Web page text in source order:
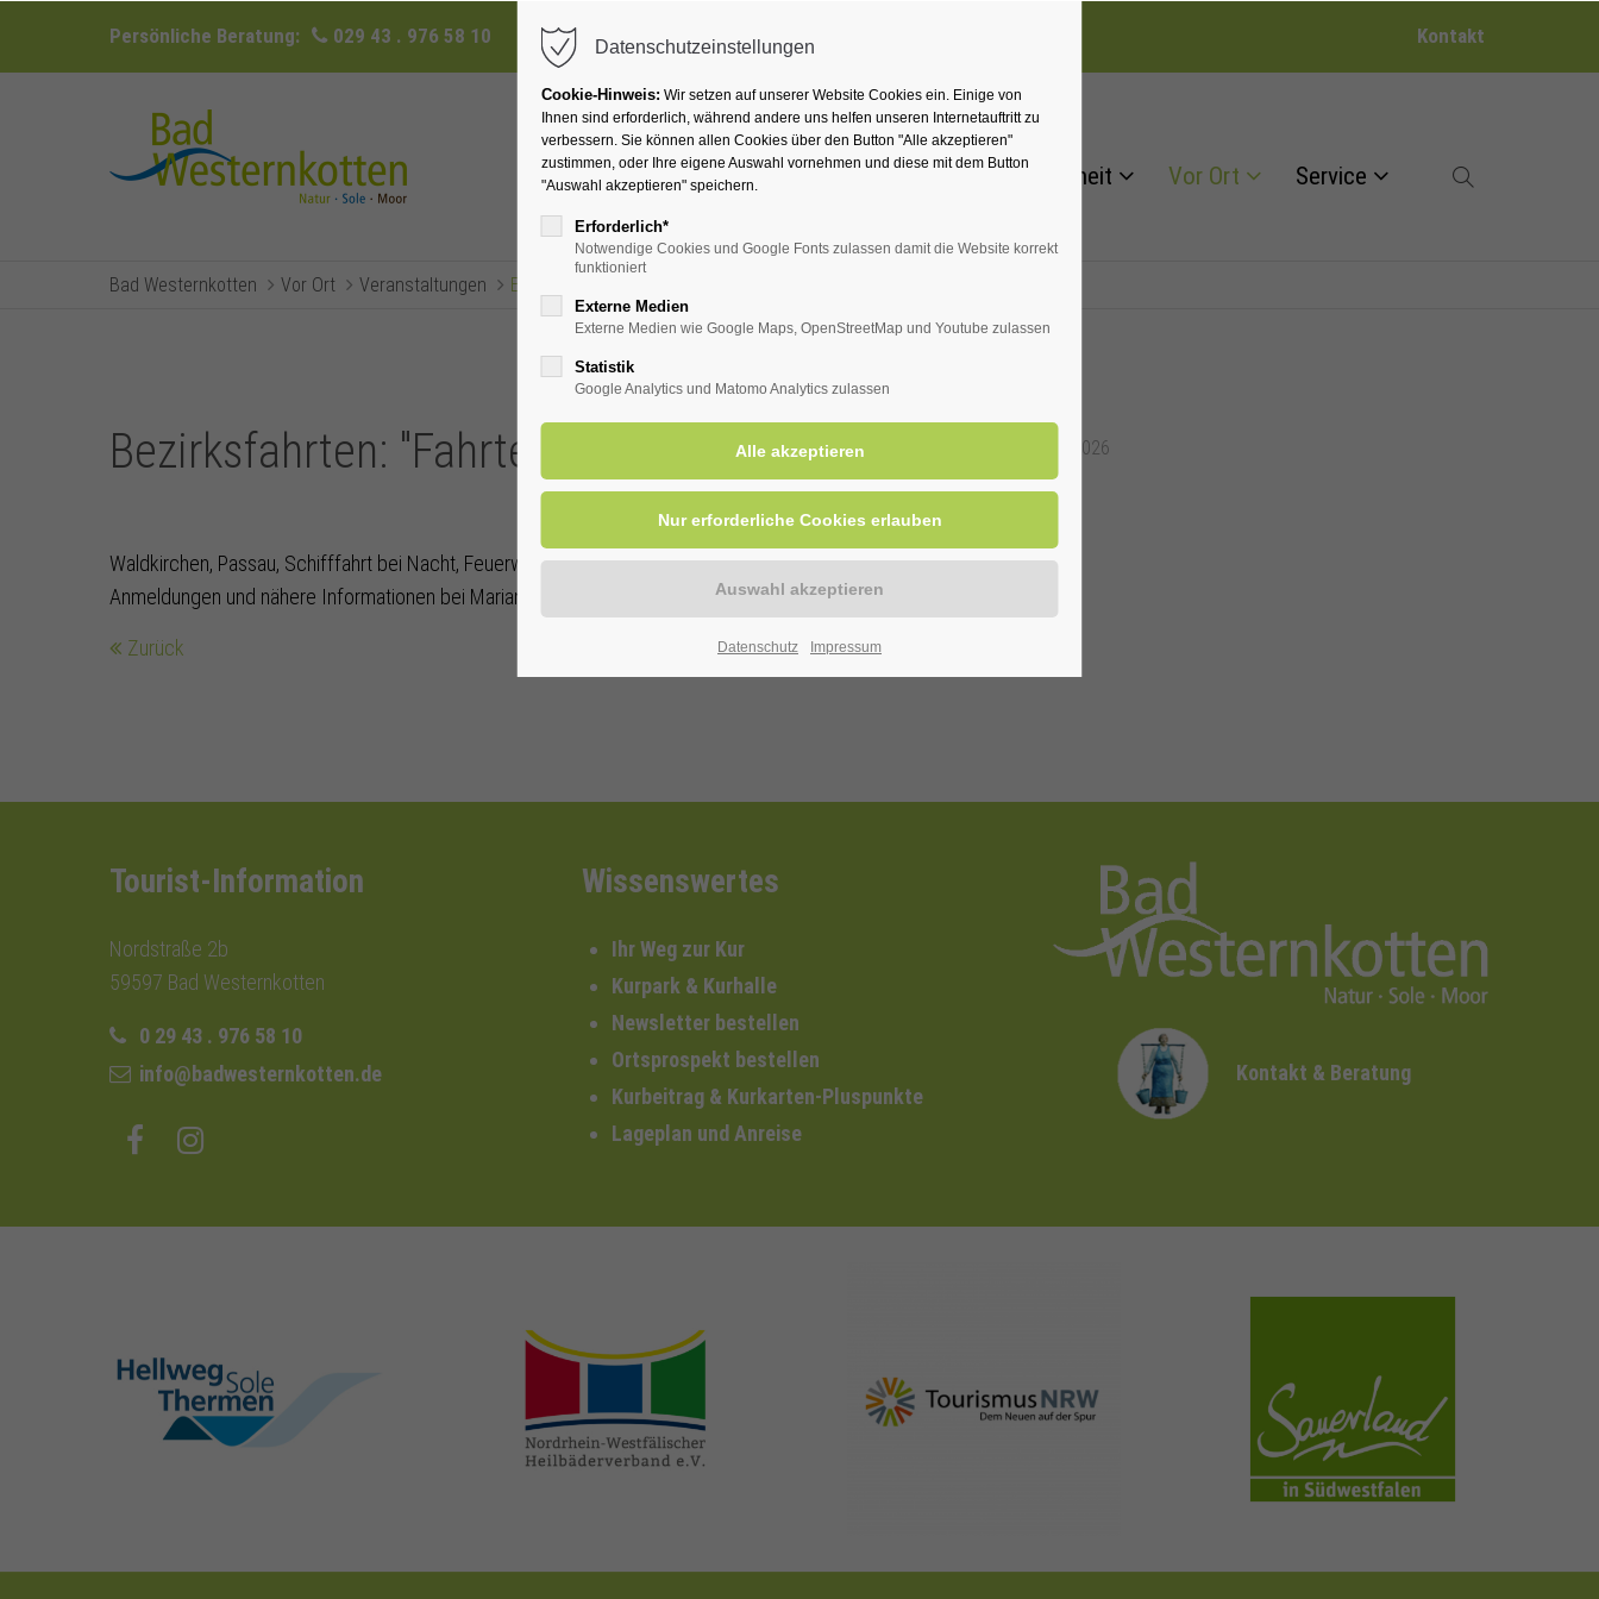
Persönliche Beratung: 029 43 . 976 58 10 info@badwesternkotten.de Kontakt
Ihr Heilbad Übernachten Für Ihre Gesundheit Vor Ort Service
Bad Westernkotten Vor Ort Veranstaltungen Eventsreader (Timeline)
Bezirksfahrten: "Fahrten in Flammen" 10.07.2026–13.07.2026
Waldkirchen, Passau, Schifffahrt bei Nacht, Feuerwerk, Nationalpark Bayrischer Wald
Anmeldungen und nähere Informationen bei Marianne Lier 02943-870847.
Zurück
Tourist-Information
Nordstraße 2b
59597 Bad Westernkotten
0 29 43 . 976 58 10
info@badwesternkotten.de
Wissenswertes
Ihr Weg zur Kur
Kurpark & Kurhalle
Newsletter bestellen
Ortsprospekt bestellen
Kurbeitrag & Kurkarten-Pluspunkte
Lageplan und Anreise
Kontakt & Beratung
hellweg-sole-
thermen.de
heilbaeder.de
nrw-tourismus.de sauerland.com
Datenschutzeinstellungen
Cookie-Hinweis: Wir setzen auf unserer Website Cookies ein. Einige von
Ihnen sind erforderlich, während andere uns helfen unseren Internetauftritt zu
verbessern. Sie können allen Cookies über den Button "Alle akzeptieren"
zustimmen, oder Ihre eigene Auswahl vornehmen und diese mit dem Button
"Auswahl akzeptieren" speichern.
Erforderlich*
Notwendige Cookies und Google Fonts zulassen damit die Website korrekt
funktioniert
Externe Medien
Externe Medien wie Google Maps, OpenStreetMap und Youtube zulassen
Statistik
Google Analytics und Matomo Analytics zulassen
Datenschutz Impressum